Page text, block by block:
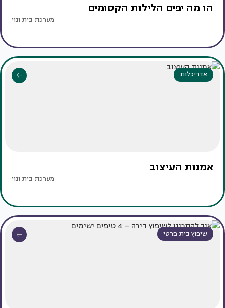
הו מה יפים הלילות הקסומים
מערכת בית ונוי
אדריכלות
אמנות העיצוב
מערכת בית ונוי
שיפוץ בית פרטי